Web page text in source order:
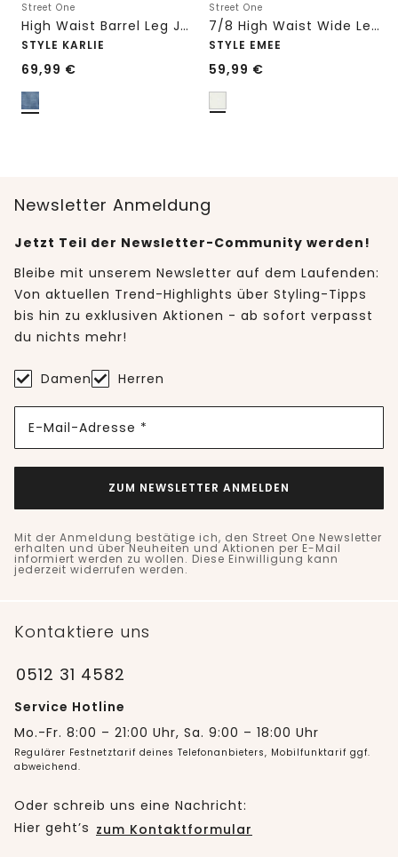
Street One
High Waist Barrel Leg Jeans im Loose Fit
STYLE KARLIE
69,99 €
Street One
7/8 High Waist Wide Leg Jeans im Loose Fit
STYLE EMEE
59,99 €
Newsletter Anmeldung
Jetzt Teil der Newsletter-Community werden!
Bleibe mit unserem Newsletter auf dem Laufenden:
Von aktuellen Trend-Highlights über Styling-Tipps
bis hin zu exklusiven Aktionen - ab sofort verpasst
du nichts mehr!
Damen Herren
E-Mail-Adresse *
ZUM NEWSLETTER ANMELDEN
Mit der Anmeldung bestätige ich, den Street One Newsletter
erhalten und über Neuheiten und Aktionen per E-Mail
informiert werden zu wollen. Diese Einwilligung kann
jederzeit widerrufen werden.
Kontaktiere uns
0512 31 4582
Service Hotline
Mo.-Fr. 8:00 – 21:00 Uhr, Sa. 9:00 – 18:00 Uhr
Regulärer Festnetztarif deines Telefonanbieters, Mobilfunktarif ggf.
abweichend.
Oder schreib uns eine Nachricht:
Hier geht’s zum Kontaktformular